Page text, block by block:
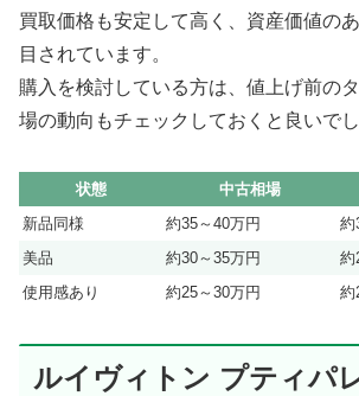
買取価格も安定して高く、資産価値の
目されています。
購入を検討している方は、値上げ前の
場の動向もチェックしておくと良いでし
状態 中古相場
新品同様
約35～40万円
約
美品
約30～35万円
約
使用感あり
約25～30万円 約
ルイヴィトン プティパ